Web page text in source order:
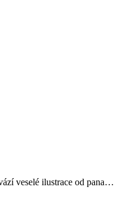
veselé ilustrace od pana…